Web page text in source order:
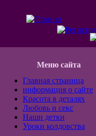
Меню сайта
Главная страница
информация о сайте
Красота в деталях
Любовь и секс
Наши детки
Уроки колдовства